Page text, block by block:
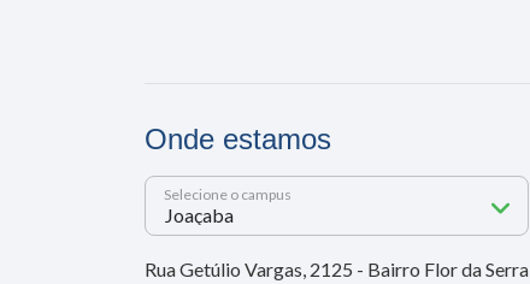
Onde estamos
Selecione o campus
Rua Getúlio Vargas, 2125 - Bairro Flor da Serra